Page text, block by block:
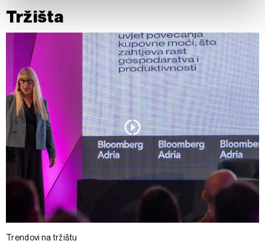
Zajednički voditelji obrade su HD-WIN ARENA SPORT
vašim pravima pročitajte u našojPolitici privatnosti, a o
kolačićima i drugim sličnim tehnologijama uPolitici kolačića
Kolačiće u bilo kojem trenutku možete ponovno ažurirati klikom
na „Prikaži detalje“. Privolu možete u bilo kojem trenutku
povući bez negativnih posljedica.
Tržišta
Trendovi na tržištu